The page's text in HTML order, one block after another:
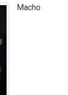
Macho